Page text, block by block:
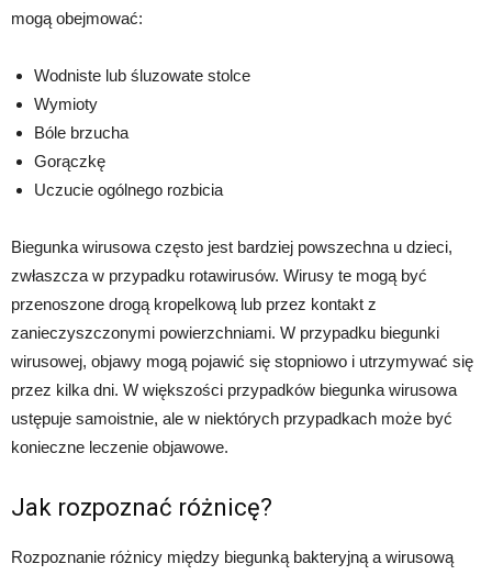
mogą obejmować:
Wodniste lub śluzowate stolce
Wymioty
Bóle brzucha
Gorączkę
Uczucie ogólnego rozbicia
Biegunka wirusowa często jest bardziej powszechna u dzieci,
zwłaszcza w przypadku rotawirusów. Wirusy te mogą być
przenoszone drogą kropelkową lub przez kontakt z
zanieczyszczonymi powierzchniami. W przypadku biegunki
wirusowej, objawy mogą pojawić się stopniowo i utrzymywać się
przez kilka dni. W większości przypadków biegunka wirusowa
ustępuje samoistnie, ale w niektórych przypadkach może być
konieczne leczenie objawowe.
Jak rozpoznać różnicę?
Rozpoznanie różnicy między biegunką bakteryjną a wirusową